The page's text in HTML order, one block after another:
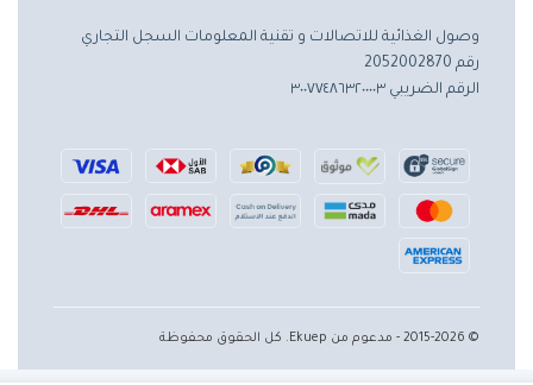
وصول الغذائية للاتصالات و تقنية المعلومات السجل التجاري
رقم 2052002870
الرقم الضريبي ٣٠٠٧٧٤٨٦٣٢٠٠٠٠٣
© 2015-2026 - مدعوم من Ekuep. كل الحقوق محفوظة